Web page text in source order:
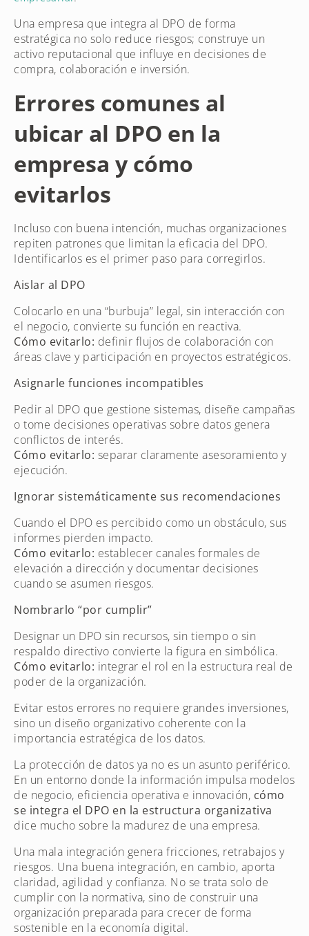
Una empresa que integra al DPO de forma
estratégica no solo reduce riesgos; construye un
activo reputacional que influye en decisiones de
compra, colaboración e inversión.
Errores comunes al
ubicar al DPO en la
empresa y cómo
evitarlos
Incluso con buena intención, muchas organizaciones
repiten patrones que limitan la eficacia del DPO.
Identificarlos es el primer paso para corregirlos.
Aislar al DPO
Colocarlo en una “burbuja” legal, sin interacción con
el negocio, convierte su función en reactiva.
Cómo evitarlo: definir flujos de colaboración con
áreas clave y participación en proyectos estratégicos.
Asignarle funciones incompatibles
Pedir al DPO que gestione sistemas, diseñe campañas
o tome decisiones operativas sobre datos genera
conflictos de interés.
Cómo evitarlo: separar claramente asesoramiento y
ejecución.
Ignorar sistemáticamente sus recomendaciones
Cuando el DPO es percibido como un obstáculo, sus
informes pierden impacto.
Cómo evitarlo: establecer canales formales de
elevación a dirección y documentar decisiones
cuando se asumen riesgos.
Nombrarlo “por cumplir”
Designar un DPO sin recursos, sin tiempo o sin
respaldo directivo convierte la figura en simbólica.
Cómo evitarlo: integrar el rol en la estructura real de
poder de la organización.
Evitar estos errores no requiere grandes inversiones,
sino un diseño organizativo coherente con la
importancia estratégica de los datos.
La protección de datos ya no es un asunto periférico.
En un entorno donde la información impulsa modelos
de negocio, eficiencia operativa e innovación, cómo
se integra el DPO en la estructura organizativa
dice mucho sobre la madurez de una empresa.
Una mala integración genera fricciones, retrabajos y
riesgos. Una buena integración, en cambio, aporta
claridad, agilidad y confianza. No se trata solo de
cumplir con la normativa, sino de construir una
organización preparada para crecer de forma
sostenible en la economía digital.